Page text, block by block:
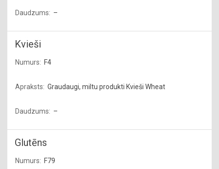
–
Kvieši
F4
Graudaugi, miltu produkti Kvieši Wheat
–
Glutēns
F79